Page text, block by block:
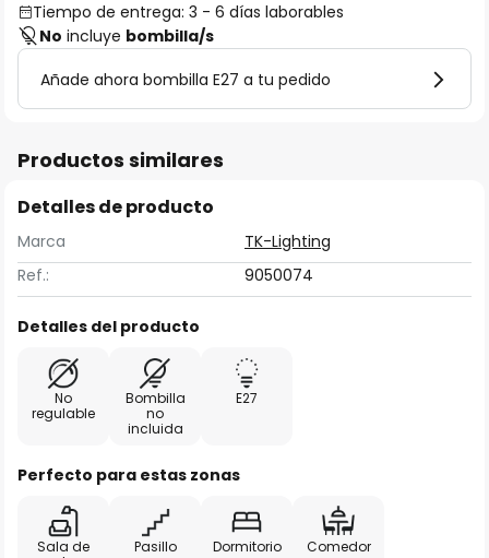
Tiempo de entrega: 3 - 6 días laborables
No incluye bombilla/s
Añade ahora bombilla E27 a tu pedido
Productos similares
Detalles de producto
Marca
TK-Lighting
Ref.:
9050074
Detalles del producto
No
regulable
Bombilla
no
incluida
E27
Perfecto para estas zonas
Sala de
Pasillo Dormitorio Comedor